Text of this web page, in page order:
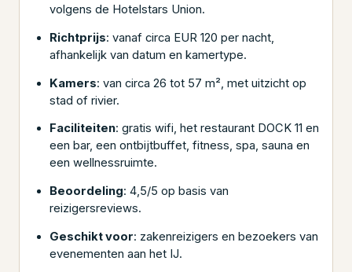
volgens de Hotelstars Union.
Richtprijs: vanaf circa EUR 120 per nacht,
afhankelijk van datum en kamertype.
Kamers: van circa 26 tot 57 m², met uitzicht op
stad of rivier.
Faciliteiten: gratis wifi, het restaurant DOCK 11 en
een bar, een ontbijtbuffet, fitness, spa, sauna en
een wellnessruimte.
Beoordeling: 4,5/5 op basis van
reizigersreviews.
Geschikt voor: zakenreizigers en bezoekers van
evenementen aan het IJ.